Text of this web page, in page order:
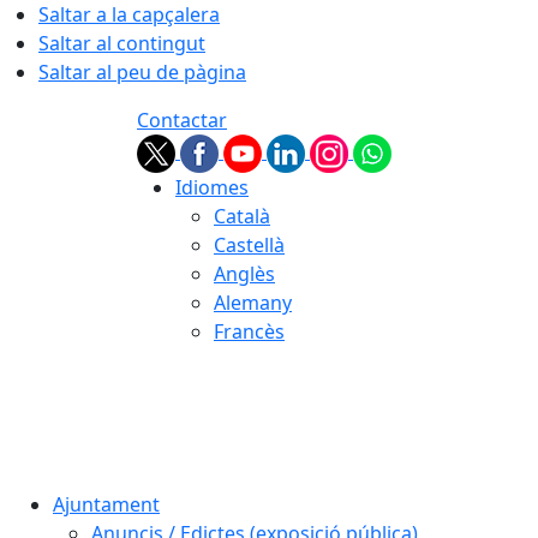
Saltar a la capçalera
Saltar al contingut
Saltar al peu de pàgina
Contactar
Idiomes
Català
Castellà
Anglès
Alemany
Francès
Ajuntament